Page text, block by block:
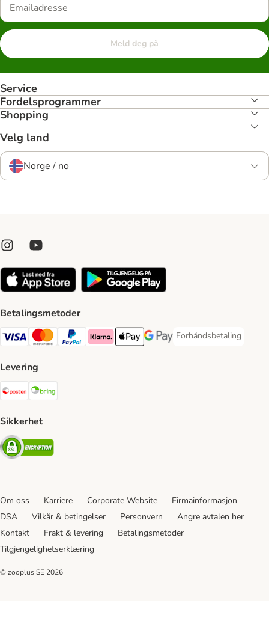
Meld deg på
Service
Fordelsprogrammer
Shopping
Velg land
Norge / no
Betalingsmetoder
Visa Payment Method
Mastercard Payment Method
PayPal Payment Method
Klarna Payment Method
Apple Pay Payment Method
Google Pay Payment Method
Forhåndsbetaling
Forhåndsbetaling
Levering
Posten Shipping Method
Sikkerhet
Security
Om oss Karriere Corporate Website
Firmainformasjon
DSA
Vilkår & betingelser Personvern
Angre avtalen her
Kontakt
Frakt & levering
Betalingsmetoder
Tilgjengelighetserklæring
© zooplus SE 2026